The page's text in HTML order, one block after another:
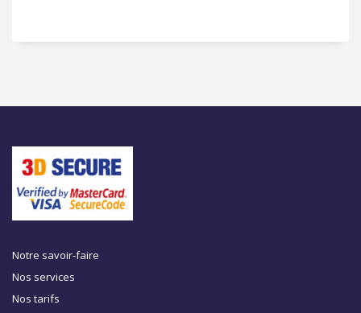
Notre savoir-faire
Nos services
Nos tarifs